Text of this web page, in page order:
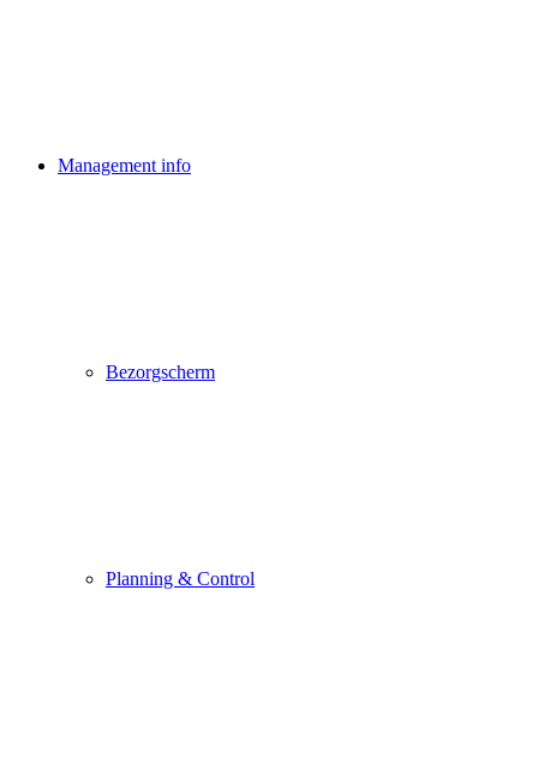
Management info
Bezorgscherm
Planning & Control